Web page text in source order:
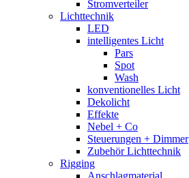
Stromverteiler
Lichttechnik
LED
intelligentes Licht
Pars
Spot
Wash
konventionelles Licht
Dekolicht
Effekte
Nebel + Co
Steuerungen + Dimmer
Zubehör Lichttechnik
Rigging
Anschlagmaterial